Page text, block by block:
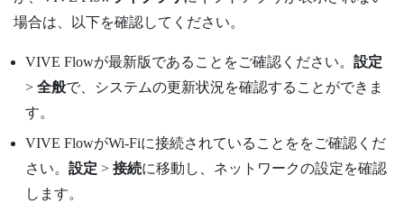
場合は、以下を確認してください。
VIVE Flowが最新版であることをご確認ください。 設定
> 全般で、システムの更新状況を確認することができま
す。
VIVE FlowがWi-Fiに接続されていることををご確認くだ
さい。 設定 > 接続に移動し、ネットワークの設定を確認
します。